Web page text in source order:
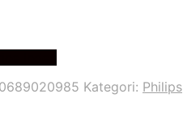
Kategori: Philips